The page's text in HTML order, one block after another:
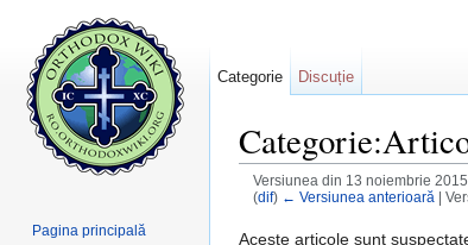
Versiunea din 13 noiembrie
(dif) ← Versiunea anterioară |
Aceste articole sunt
Categorie Discuție
Pagina principală